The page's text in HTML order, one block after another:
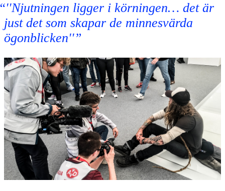
''Njutningen ligger i körningen… det är
just det som skapar de minnesvärda
ögonblicken''